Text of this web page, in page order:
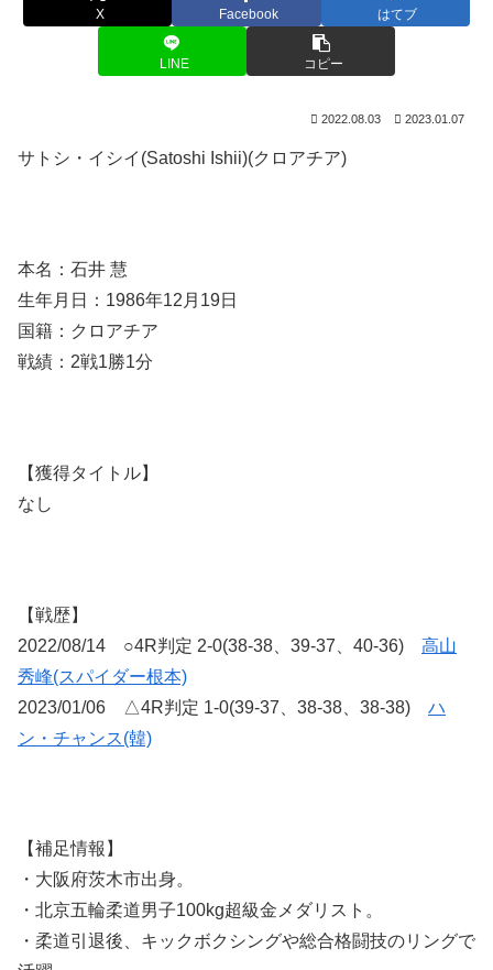
X Facebook はてブ
LINE コピー
2022.08.03 2023.01.07
サトシ・イシイ(Satoshi Ishii)(クロアチア)
本名：石井 慧
生年月日：1986年12月19日
国籍：クロアチア
戦績：2戦1勝1分
【獲得タイトル】
なし
【戦歴】
2022/08/14 ○4R判定 2-0(38-38、39-37、40-36) 高山
秀峰(スパイダー根本)
2023/01/06 △4R判定 1-0(39-37、38-38、38-38) ハ
ン・チャンス(韓)
【補足情報】
・大阪府茨木市出身。
・北京五輪柔道男子100kg超級金メダリスト。
・柔道引退後、キックボクシングや総合格闘技のリングで